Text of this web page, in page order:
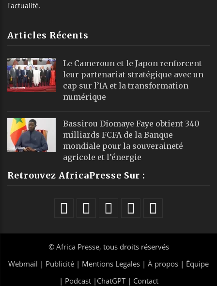
l'actualité.
Articles Récents
Le Cameroun et le Japon renforcent
leur partenariat stratégique avec un
cap sur l’IA et la transformation
numérique
Bassirou Diomaye Faye obtient 340
milliards FCFA de la Banque
mondiale pour la souveraineté
agricole et l’énergie
Retrouvez AfricaPresse Sur :
© Africa Presse, tous droits réservés
Webmail | Publicité | Mentions Legales | À propos | Équipe
| Podcast| ChatGPT| Contact